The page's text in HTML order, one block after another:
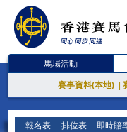
馬場活動
賽事資料(本地)
報名表 排位表 即時賠